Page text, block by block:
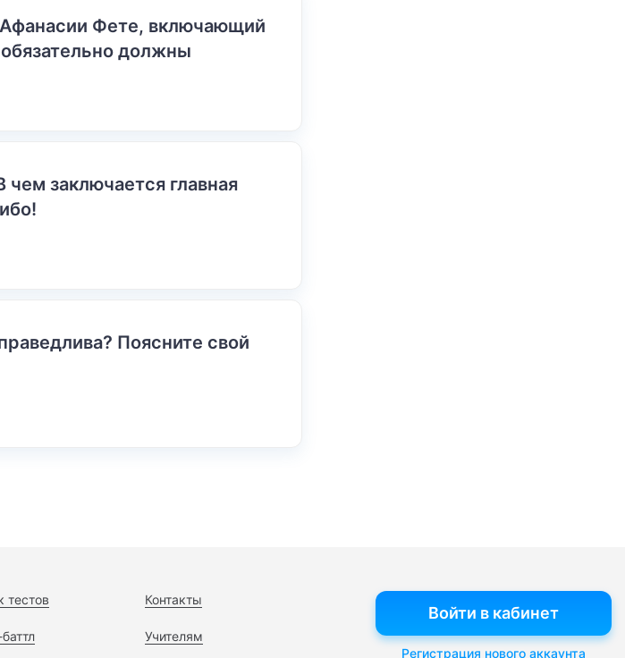
Фете, включающий
должны
заключается главная
Поясните свой
тестов Контакты
Учителям
Войти в кабинет
Регистрация нового аккаунта